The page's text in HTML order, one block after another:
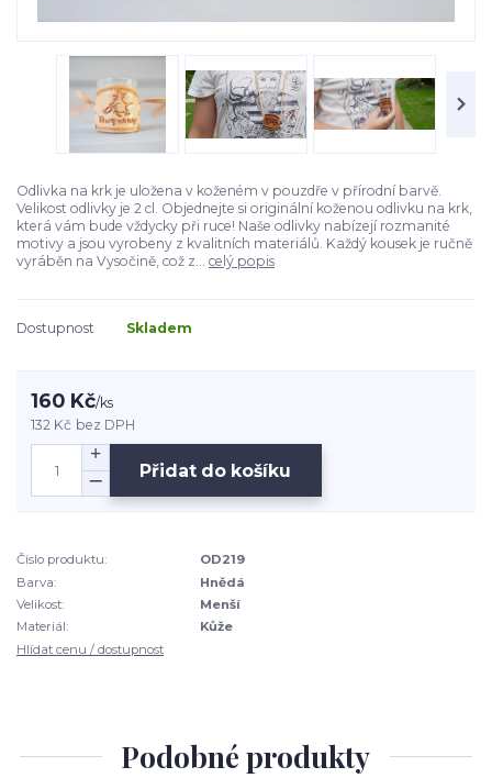
Odlivka na krk je uložena v koženém v pouzdře v přírodní barvě.
Velikost odlivky je 2 cl. Objednejte si originální koženou odlivku na krk,
která vám bude vždycky při ruce! Naše odlivky nabízejí rozmanité
motivy a jsou vyrobeny z kvalitních materiálů. Každý kousek je ručně
vyráběn na Vysočině, což z... celý popis
Dostupnost Skladem
160 Kč/ks
132 Kč bez DPH
Přidat do košíku
Číslo produktu:
OD219
Barva:
Hnědá
Velikost:
Menší
Materiál:
Kůže
Hlídat cenu / dostupnost
Podobné produkty